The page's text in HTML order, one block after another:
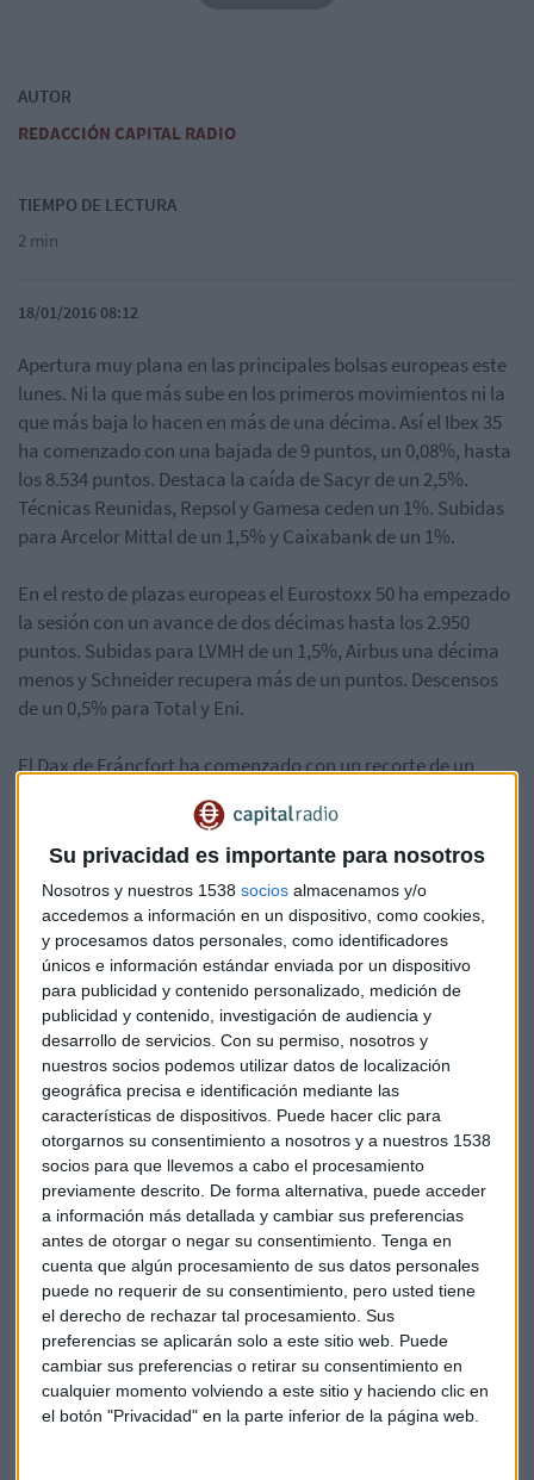
Su privacidad es importante para nosotros
Nosotros y nuestros 1538 socios almacenamos y/o
accedemos a información en un dispositivo, como cookies,
y procesamos datos personales, como identificadores
únicos e información estándar enviada por un dispositivo
para publicidad y contenido personalizado, medición de
publicidad y contenido, investigación de audiencia y
desarrollo de servicios. Con su permiso, nosotros y
nuestros socios podemos utilizar datos de localización
geográfica precisa e identificación mediante las
características de dispositivos. Puede hacer clic para
otorgarnos su consentimiento a nosotros y a nuestros 1538
socios para que llevemos a cabo el procesamiento
previamente descrito. De forma alternativa, puede acceder
a información más detallada y cambiar sus preferencias
antes de otorgar o negar su consentimiento. Tenga en
cuenta que algún procesamiento de sus datos personales
puede no requerir de su consentimiento, pero usted tiene
el derecho de rechazar tal procesamiento. Sus
preferencias se aplicarán solo a este sitio web. Puede
cambiar sus preferencias o retirar su consentimiento en
cualquier momento volviendo a este sitio y haciendo clic en
el botón "Privacidad" en la parte inferior de la página web.
AUTOR
REDACCIÓN CAPITAL RADIO
TIEMPO DE LECTURA
2 min
18/01/2016 08:12
Apertura muy plana en las principales bolsas europeas este
lunes. Ni la que más sube en los primeros movimientos ni la
que más baja lo hacen en más de una décima. Así el Ibex 35
ha comenzado con una bajada de 9 puntos, un 0,08%, hasta
los 8.534 puntos. Destaca la caída de Sacyr de un 2,5%.
Técnicas Reunidas, Repsol y Gamesa ceden un 1%. Subidas
para Arcelor Mittal de un 1,5% y Caixabank de un 1%.
En el resto de plazas europeas el Eurostoxx 50 ha empezado
la sesión con un avance de dos décimas hasta los 2.950
puntos. Subidas para LVMH de un 1,5%, Airbus una décima
menos y Schneider recupera más de un puntos. Descensos
de un 0,5% para Total y Eni.
El Dax de Fráncfort ha comenzado con un recorte de un
0,07%, Londres de un 0,02% y París de un 0,04%. Milán ha
marcado un primer movimiento con una subida de un
0,10%.La Bolsa de Moscú, presionada por el desplome de los
precios de crudo, abrió hoy con una caída del 2,5 % en su
índice de referencia RTS.
La prima de riesgo española inicia la sesión de hoy sin
cambios, en 121 puntos básicos. El bono español a diez años
reduce el rendimiento hasta el 1,75% desde el 1,78% del
viernes. La prima de Grecia se anota un punto a primera
hora y se situó en 837. El riesgo país de Italia, por su parte,
pierde un punto y se queda en 102, mientras que el de
Portugal avanza hasta los 220 puntos tras cerrar el viernes
en 212.
El barril de petróleo Brent para entrega en marzo abrió hoy
en el mercado de futuros de Londres en 28,46 dólares, un 1,6
% menos que al cierre del viernes.
Empresas Economía Ibex35 Bolsas